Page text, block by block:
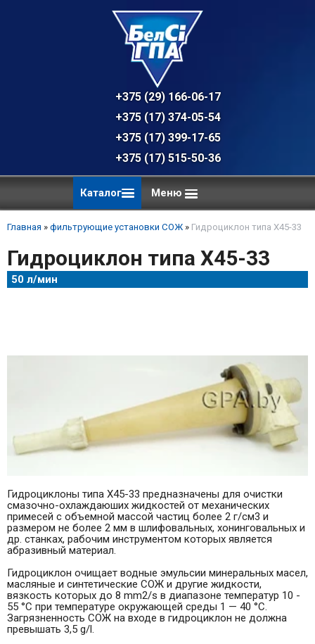
+375 (29) 166-06-17 - техническая
+375 (17) 374-05-54 - общий отдел,
+375 (17) 399-17-65
+375 (17) 515-50-36
Каталог Меню
Главная » фильтрующие установки СОЖ » Гидроциклон типа Х45-33
Гидроциклон типа Х45-33
50 л/мин
Гидроциклоны типа Х45-33 предназначены для очистки
смазочно-охлаждаюших жидкостей от механических
примесей с объемной массой частиц более 2 г/см3 и
размером не более 2 мм в шлифовальных, хонинговальных и
др. станках, рабочим инструментом которых является
абразивный материал.
Гидроциклон очищает водные эмульсии минеральных масел,
масляные и синтетические СОЖ и другие жидкости,
вязкость которых до 8 mm2/s в диапазоне температур 10 -
55 °С при температуре окружающей среды 1 — 40 °С.
Загрязненность СОЖ на входе в гидроциклон не должна
превышать 3,5 g/l.